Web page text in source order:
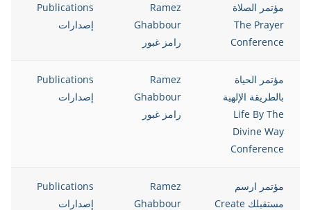
مؤتمر الصلاة
The Prayer
Conference
Ramez
Ghabbour
رامز غبور
Publications
إصدارات
مؤتمر الحياة
بالطريقة الإلهية
Life By The
Divine Way
Conference
Ramez
Ghabbour
رامز غبور
Publications
إصدارات
مؤتمر ارسم
مستقبلك Create
Ramez
Ghabbour
Publications
إصدارات